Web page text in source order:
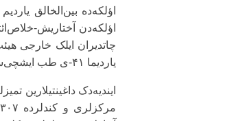
اؤلکه‌دن آختاریش-
چاتدیران ایلک خارجی
یاردیما ۴۱-ی طب ایشچی‌سی اولماقلا، ۷۲۵ نفر گؤندریب.